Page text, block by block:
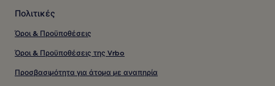
Πολιτικές
Όροι & Προϋποθέσεις
Όροι & Προϋποθέσεις της Vrbo
Προσβασιμότητα για άτομα με αναπηρία